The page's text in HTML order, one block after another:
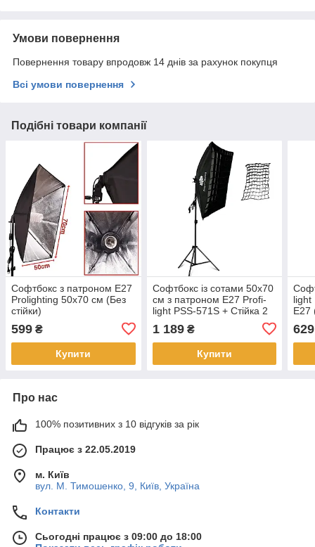
Умови повернення
Повернення товару впродовж 14 днів за рахунок покупця
Всі умови повернення
Подібні товари компанії
Софтбокс з патроном Е27
Prolighting 50х70 см (Без
стійки)
599 ₴
Купити
Софтбокс із сотами 50х70
см з патроном Е27 Profi-
light PSS-571S + Стійка 2
1 189₴
Купити
light
Е27
629
Про нас
100% позитивних з 10 відгуків за рік
Працює з 22.05.2019
м. Київ
вул. М. Тимошенко, 9, Київ, Україна
Контакти
Сьогодні працює з 09:00 до 18:00